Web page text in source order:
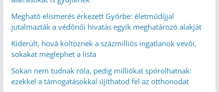
Megható elismerés érkezett Győrbe: életműdíjjal
jutalmazták a védőnői hivatás egyik meghatározó alakját
Kiderült, hová költöznek a százmilliós ingatlanok vevői,
sokakat meglephet a lista
Sokan nem tudnak róla, pedig milliókat spórolhatnak:
ezekkel a támogatásokkal újíthatod fel az otthonodat